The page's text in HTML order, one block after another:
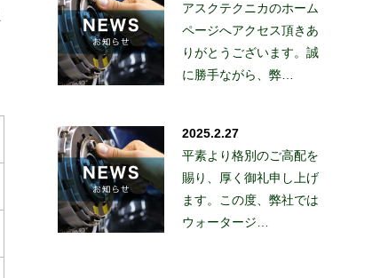
アスクテクニカのホーム
ページへアクセス頂きあ
りがとうございます。誠
に勝手ながら、弊…
2025.2.27
平素より格別のご高配を
賜り、厚く御礼申し上げ
ます。この度、弊社では
ウォータージ…